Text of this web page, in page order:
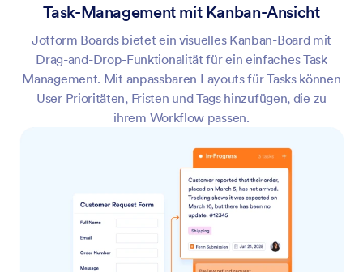
Task-Management mit Kanban-Ansicht
Jotform Boards bietet ein visuelles Kanban-Board mit
Drag-and-Drop-Funktionalität für ein einfaches Task
Management. Mit anpassbaren Layouts für Tasks können
User Prioritäten, Fristen und Tags hinzufügen, die zu
ihrem Workflow passen.